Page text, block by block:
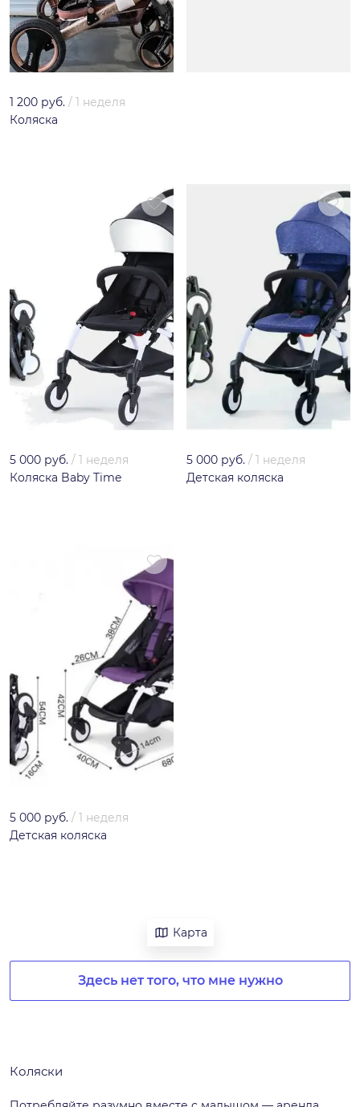
1 200 руб. / 1 неделя
Коляска
5 000 руб. / 1 неделя
Коляска Baby Time
5 000 руб. / 1 неделя
Детская коляска
5 000 руб. / 1 неделя
Детская коляска
Карта
Здесь нет того, что мне нужно
Коляски